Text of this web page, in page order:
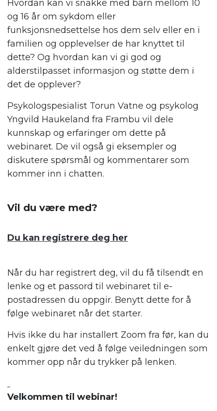
Hvordan kan vi snakke med barn mellom 10
og 16 år om sykdom eller
funksjonsnedsettelse hos dem selv eller en i
familien og opplevelser de har knyttet til
dette? Og hvordan kan vi gi god og
alderstilpasset informasjon og støtte dem i
det de opplever?
Psykologspesialist Torun Vatne og psykolog
Yngvild Haukeland fra Frambu vil dele
kunnskap og erfaringer om dette på
webinaret. De vil også gi eksempler og
diskutere spørsmål og kommentarer som
kommer inn i chatten.
Vil du være med?
Du kan registrere deg her
Når du har registrert deg, vil du få tilsendt en
lenke og et passord til webinaret til e-
postadressen du oppgir. Benytt dette for å
følge webinaret når det starter.
Hvis ikke du har installert Zoom fra før, kan du
enkelt gjøre det ved å følge veiledningen som
kommer opp når du trykker på lenken.
Velkommen til webinar!